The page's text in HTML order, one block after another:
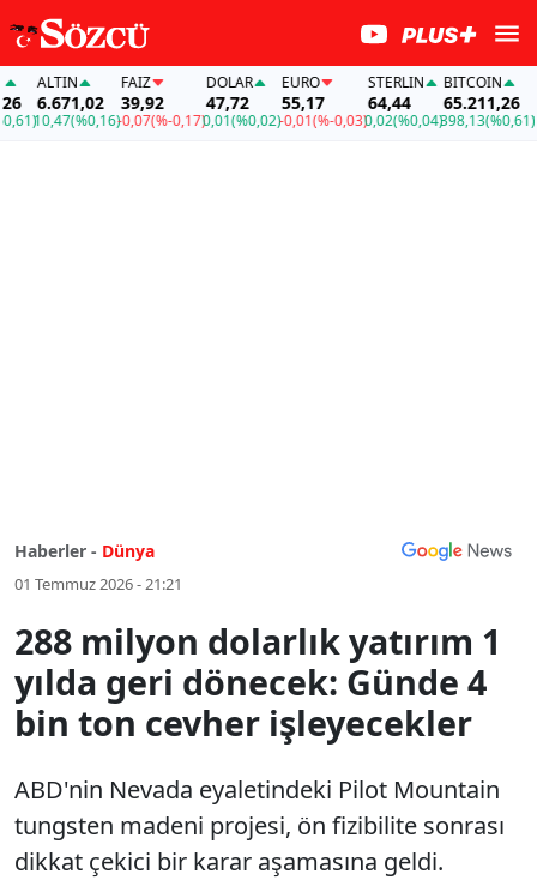
ALTIN
6.671,02
10,47(%0,16)
FAİZ
39,92
-0,07(%-0,17)
DOLAR
47,72
0,01(%0,02)
EURO
55,17
-0,01(%-0,03)
STERLIN
64,44
0,02(%0,04)
BITCOIN
65.211,26
398,13(%0,61)
Haberler - Dünya
01 Temmuz 2026 - 21:21
288 milyon dolarlık yatırım 1
yılda geri dönecek: Günde 4
bin ton cevher işleyecekler
ABD'nin Nevada eyaletindeki Pilot Mountain
tungsten madeni projesi, ön fizibilite sonrası
dikkat çekici bir karar aşamasına geldi.